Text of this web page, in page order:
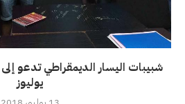
يوليوز